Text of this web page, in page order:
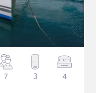
7 3 4